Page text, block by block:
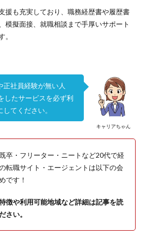
援も充実しており、職務経歴書や履歴書
模擬面接、就職相談まで手厚いサポート
。
キャリアちゃん
社員経験が無い人
したサービスを必ず利
てください。
卒・フリーター・ニートなど20代で経
転職サイト・エージェントは以下の会
です！
徴や利用可能地域など詳細は記事を読
さい。